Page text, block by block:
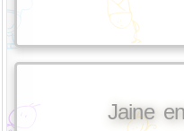
Jaine